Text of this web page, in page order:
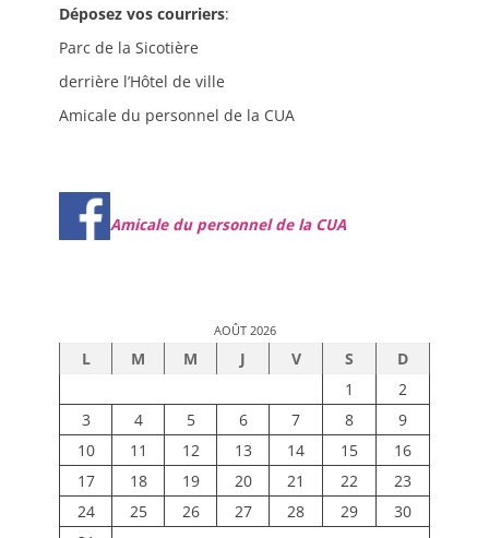
Déposez vos courriers:
Parc de la Sicotière
derrière l’Hôtel de ville
Amicale du personnel de la CUA
Amicale du personnel de la CUA
AOÛT 2026
L M M J V S
D
1
2
3
4 5 6 7 8
9
10
11 12 13 14 15
16
17
18 19 20 21 22
23
24
25 26 27 28 29
30